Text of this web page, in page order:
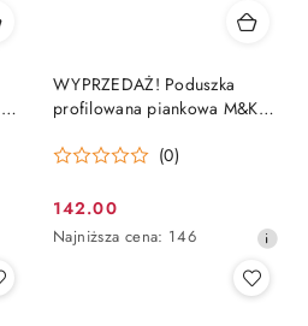
WYPRZEDAŻ! Poduszka
profilowana piankowa M&K
Lux
(0)
Cena
promocyjna:
142.00
Najniższa
Najniższa cena: 146